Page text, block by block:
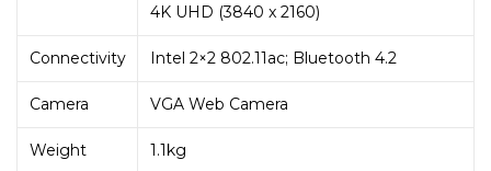
4K UHD (3840 x 2160)
Connectivity Intel 2×2 802.11ac; Bluetooth 4.2
Camera VGA Web Camera
Weight 1.1kg